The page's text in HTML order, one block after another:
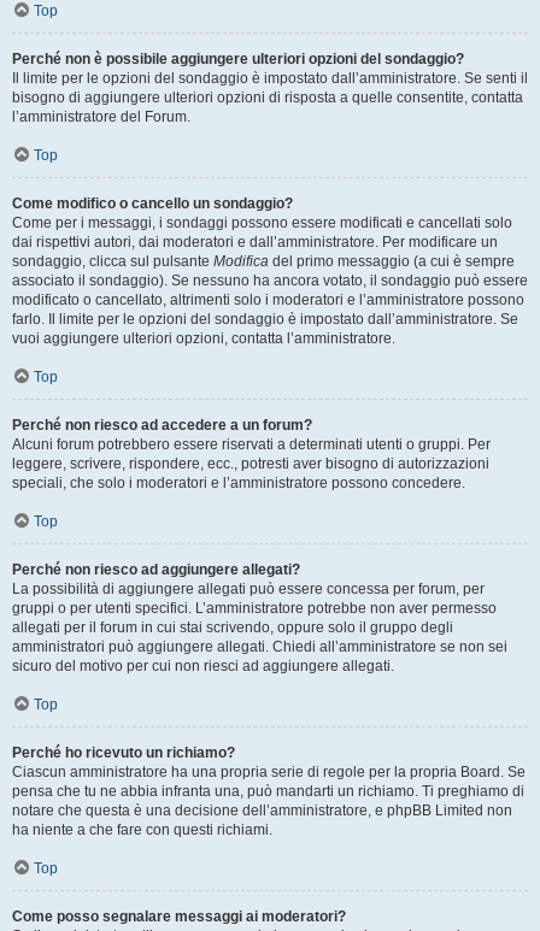
Top
Perché non è possibile aggiungere ulteriori opzioni del sondaggio?
Il limite per le opzioni del sondaggio è impostato dall’amministratore. Se senti il
bisogno di aggiungere ulteriori opzioni di risposta a quelle consentite, contatta
l’amministratore del Forum.
Top
Come modifico o cancello un sondaggio?
Come per i messaggi, i sondaggi possono essere modificati e cancellati solo
dai rispettivi autori, dai moderatori e dall’amministratore. Per modificare un
sondaggio, clicca sul pulsante Modifica del primo messaggio (a cui è sempre
associato il sondaggio). Se nessuno ha ancora votato, il sondaggio può essere
modificato o cancellato, altrimenti solo i moderatori e l’amministratore possono
farlo. Il limite per le opzioni del sondaggio è impostato dall’amministratore. Se
vuoi aggiungere ulteriori opzioni, contatta l’amministratore.
Top
Perché non riesco ad accedere a un forum?
Alcuni forum potrebbero essere riservati a determinati utenti o gruppi. Per
leggere, scrivere, rispondere, ecc., potresti aver bisogno di autorizzazioni
speciali, che solo i moderatori e l’amministratore possono concedere.
Top
Perché non riesco ad aggiungere allegati?
La possibilità di aggiungere allegati può essere concessa per forum, per
gruppi o per utenti specifici. L’amministratore potrebbe non aver permesso
allegati per il forum in cui stai scrivendo, oppure solo il gruppo degli
amministratori può aggiungere allegati. Chiedi all’amministratore se non sei
sicuro del motivo per cui non riesci ad aggiungere allegati.
Top
Perché ho ricevuto un richiamo?
Ciascun amministratore ha una propria serie di regole per la propria Board. Se
pensa che tu ne abbia infranta una, può mandarti un richiamo. Ti preghiamo di
notare che questa è una decisione dell’amministratore, e phpBB Limited non
ha niente a che fare con questi richiami.
Top
Come posso segnalare messaggi ai moderatori?